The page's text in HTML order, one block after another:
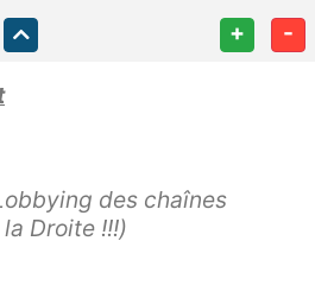
+ -
des chaînes
Droite !!!)